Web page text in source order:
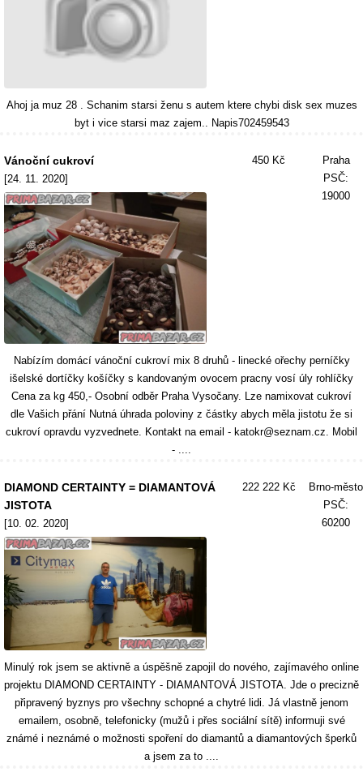
Ahoj ja muz 28 . Schanim starsi ženu s autem ktere chybi disk sex muzes
byt i vice starsi maz zajem.. Napis702459543
Vánoční cukroví
[24. 11. 2020]
450 Kč
Praha
PSČ:
19000
Nabízím domácí vánoční cukroví mix 8 druhů - linecké ořechy perníčky
išelské dortíčky košíčky s kandovaným ovocem pracny vosí úly rohlíčky
Cena za kg 450,- Osobní odběr Praha Vysočany. Lze namixovat cukroví
dle Vašich přání Nutná úhrada poloviny z částky abych měla jistotu že si
cukroví opravdu vyzvednete. Kontakt na email - katokr@seznam.cz. Mobil
- ....
DIAMOND CERTAINTY = DIAMANTOVÁ
JISTOTA
[10. 02. 2020]
222 222 Kč
Brno-město
PSČ:
60200
Minulý rok jsem se aktivně a úspěšně zapojil do nového, zajímavého online
projektu DIAMOND CERTAINTY - DIAMANTOVÁ JISTOTA. Jde o precizně
připravený byznys pro všechny schopné a chytré lidi. Já vlastně jenom
emailem, osobně, telefonicky (mužů i přes sociální sítě) informuji své
známé i neznámé o možnosti spoření do diamantů a diamantových šperků
a jsem za to ....